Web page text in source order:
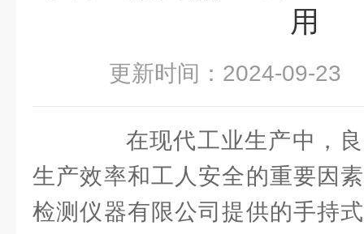
用
更新时间：2024-09-
在现代工业生产中，良
生产效率和工人安全的重要因
检测仪器有限公司提供的手持